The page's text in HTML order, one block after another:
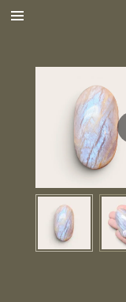
Ga
hoofdinhoud